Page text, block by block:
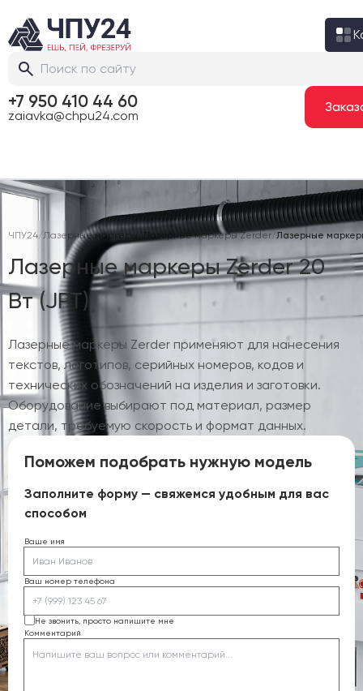
+7 950 410 44 60
zaiavka@chpu24.com
ЧПУ24/Лазерные маркеры/ Лазерные маркеры Zerder/Лазерные
Лазерные маркеры Zerder 20
Вт (JPT)
Лазерные маркеры Zerder применяют для нанесения
текстов, логотипов, серийных номеров, кодов и
технических обозначений на изделия и заготовки.
Оборудование выбирают под материал, размер
детали, требуемую скорость и формат данных.
Поможем подобрать нужную модель
Заполните форму — свяжемся удобным для вас
способом
Ваше имя
Ваш номер телефона
Не звонить, просто напишите мне
Комментарий